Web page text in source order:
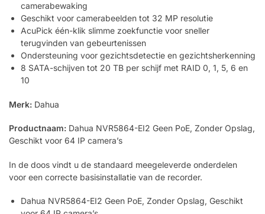
camerabewaking
Geschikt voor camerabeelden tot 32 MP resolutie
AcuPick één-klik slimme zoekfunctie voor sneller
terugvinden van gebeurtenissen
Ondersteuning voor gezichtsdetectie en gezichtsherkenning
8 SATA-schijven tot 20 TB per schijf met RAID 0, 1, 5, 6 en
10
Merk: Dahua
Productnaam: Dahua NVR5864-EI2 Geen PoE, Zonder Opslag,
Geschikt voor 64 IP camera’s
In de doos vindt u de standaard meegeleverde onderdelen
voor een correcte basisinstallatie van de recorder.
Dahua NVR5864-EI2 Geen PoE, Zonder Opslag, Geschikt